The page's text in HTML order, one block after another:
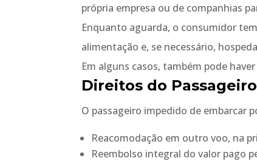
própria empresa ou de companhias
Enquanto aguarda, o consumidor
alimentação e, se necessário,
Em alguns casos, também pode
Direitos do
O passageiro impedido de embarcar
Reacomodação em outro voo, na
Reembolso integral do valor pago